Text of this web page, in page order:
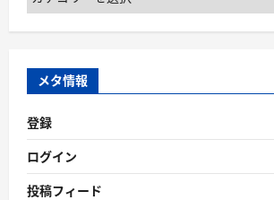
テ
ゴ
ー
メタ情報
登録
ログイン
投稿フィード